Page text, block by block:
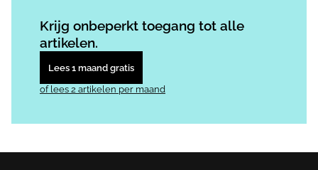
Krijg onbeperkt toegang tot alle
artikelen.
Lees 1 maand gratis
of lees 2 artikelen per maand